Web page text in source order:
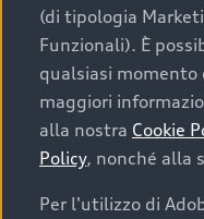
(di tipologia
Funzionali). È
qualsiasi
maggiori
alla nostra Cookie
Policy, nonché alla
Per l'utilizzo di